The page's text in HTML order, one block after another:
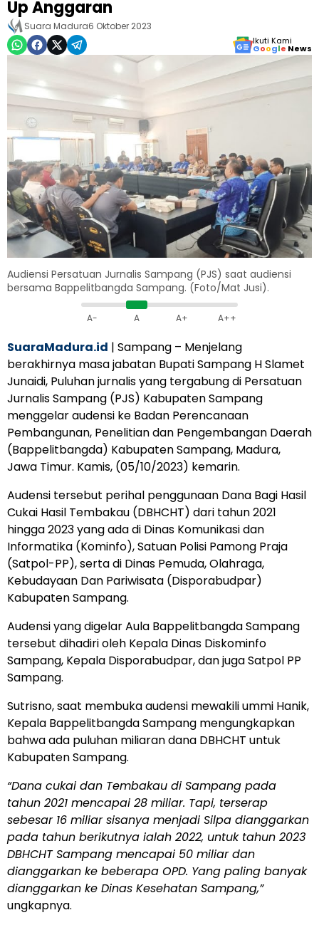
Up Anggaran
Suara Madura6 Oktober 2023
Ikuti Kami
Google News
Audiensi Persatuan Jurnalis Sampang (PJS) saat audiensi
bersama Bappelitbangda Sampang. (Foto/Mat Jusi).
A- A A+ A++
SuaraMadura.id | Sampang – Menjelang
berakhirnya masa jabatan Bupati Sampang H Slamet
Junaidi, Puluhan jurnalis yang tergabung di Persatuan
Jurnalis Sampang (PJS) Kabupaten Sampang
menggelar audensi ke Badan Perencanaan
Pembangunan, Penelitian dan Pengembangan Daerah
(Bappelitbangda) Kabupaten Sampang, Madura,
Jawa Timur. Kamis, (05/10/2023) kemarin.
Audensi tersebut perihal penggunaan Dana Bagi Hasil
Cukai Hasil Tembakau (DBHCHT) dari tahun 2021
hingga 2023 yang ada di Dinas Komunikasi dan
Informatika (Kominfo), Satuan Polisi Pamong Praja
(Satpol-PP), serta di Dinas Pemuda, Olahraga,
Kebudayaan Dan Pariwisata (Disporabudpar)
Kabupaten Sampang.
Audensi yang digelar Aula Bappelitbangda Sampang
tersebut dihadiri oleh Kepala Dinas Diskominfo
Sampang, Kepala Disporabudpar, dan juga Satpol PP
Sampang.
Sutrisno, saat membuka audensi mewakili ummi Hanik,
Kepala Bappelitbangda Sampang mengungkapkan
bahwa ada puluhan miliaran dana DBHCHT untuk
Kabupaten Sampang.
“Dana cukai dan Tembakau di Sampang pada
tahun 2021 mencapai 28 miliar. Tapi, terserap
sebesar 16 miliar sisanya menjadi Silpa dianggarkan
pada tahun berikutnya ialah 2022, untuk tahun 2023
DBHCHT Sampang mencapai 50 miliar dan
dianggarkan ke beberapa OPD. Yang paling banyak
dianggarkan ke Dinas Kesehatan Sampang,”
ungkapnya.